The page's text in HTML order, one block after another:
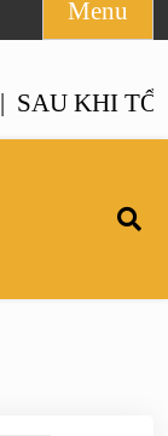
Menu
KHI TỔNG